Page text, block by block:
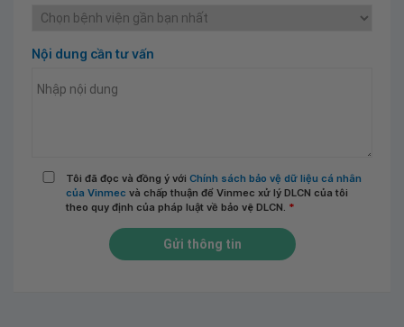
Nội dung cần tư vấn
Tôi đã đọc và đồng ý với Chính sách bảo vệ dữ liệu cá nhân
của Vinmec và chấp thuận để Vinmec xử lý DLCN của tôi
theo quy định của pháp luật về bảo vệ DLCN. *
Gửi thông tin